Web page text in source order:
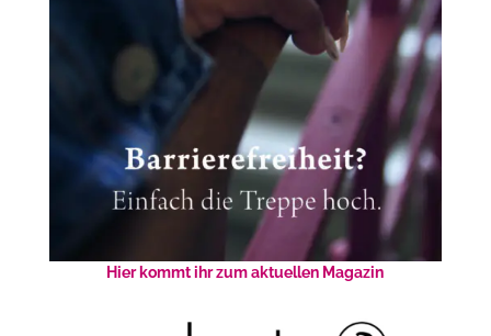
Hier kommt ihr zum aktuellen Magazin